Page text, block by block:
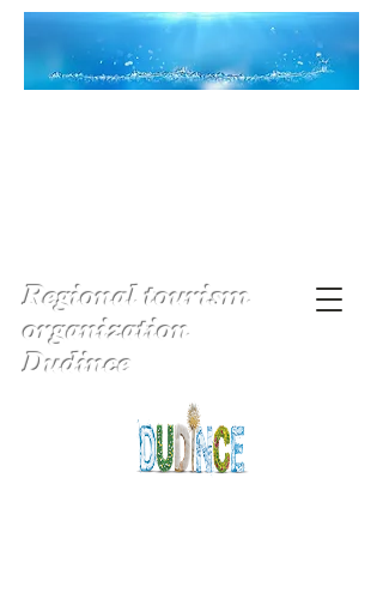
Regional tourism
organization
Dudince